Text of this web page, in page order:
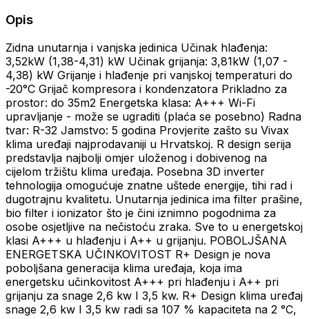
Opis
Zidna unutarnja i vanjska jedinica Učinak hlađenja:
3,52kW (1,38-4,31) kW Učinak grijanja: 3,81kW (1,07 -
4,38) kW Grijanje i hlađenje pri vanjskoj temperaturi do
-20°C Grijač kompresora i kondenzatora Prikladno za
prostor: do 35m2 Energetska klasa: A+++ Wi-Fi
upravljanje - može se ugraditi (plaća se posebno) Radna
tvar: R-32 Jamstvo: 5 godina Provjerite zašto su Vivax
klima uređaji najprodavaniji u Hrvatskoj. R design serija
predstavlja najbolji omjer uloženog i dobivenog na
cijelom tržištu klima uređaja. Posebna 3D inverter
tehnologija omogućuje znatne uštede energije, tihi rad i
dugotrajnu kvalitetu. Unutarnja jedinica ima filter prašine,
bio filter i ionizator što je čini iznimno pogodnima za
osobe osjetljive na nečistoću zraka. Sve to u energetskoj
klasi A+++ u hlađenju i A++ u grijanju. POBOLJŠANA
ENERGETSKA UČINKOVITOST R+ Design je nova
poboljšana generacija klima uređaja, koja ima
energetsku učinkovitost A+++ pri hlađenju i A++ pri
grijanju za snage 2,6 kw I 3,5 kw. R+ Design klima uređaj
snage 2,6 kw I 3,5 kw radi sa 107 % kapaciteta na 2 °C,